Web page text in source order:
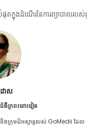
នុងដំណើរនៃការព្យាបាលរប
ស្លាម
ារប្តូរតំរងនោម
ល​បាន​ការ​ព្យាបាល​គ្រប់​ប្រភេទ​សម្រាប់​